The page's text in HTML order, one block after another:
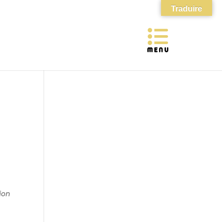
Traduire